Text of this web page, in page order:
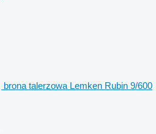
brona talerzowa Lemken Rubin 9/600